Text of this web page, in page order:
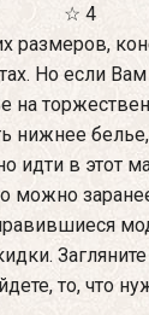
☆ 4
Но если
на
нижнее
идти в этот
можно
то, что